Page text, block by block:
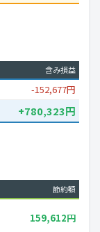
含み損益
-152,677円
+780,323円
節約額
159,612円